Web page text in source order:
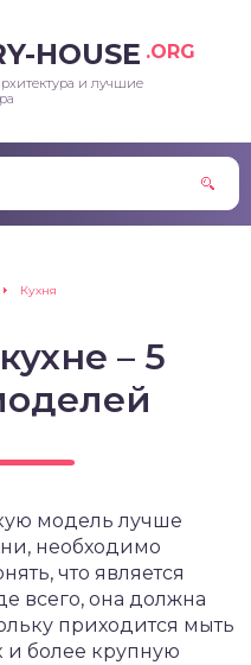
HOUSE .ORG
и лучшие
Кухня
– 5
модель лучше
необходимо
что является
всего, она должна
приходится мыть
и более крупную